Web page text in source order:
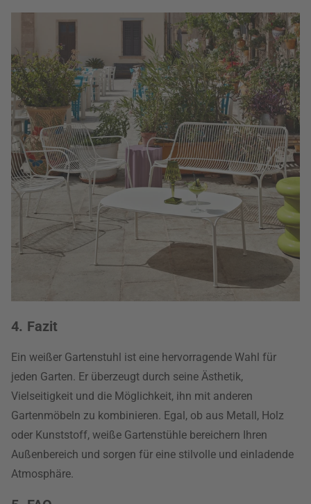
4. Fazit
Ein weißer Gartenstuhl ist eine hervorragende Wahl für
jeden Garten. Er überzeugt durch seine Ästhetik,
Vielseitigkeit und die Möglichkeit, ihn mit anderen
Gartenmöbeln zu kombinieren. Egal, ob aus Metall, Holz
oder Kunststoff, weiße Gartenstühle bereichern Ihren
Außenbereich und sorgen für eine stilvolle und einladende
Atmosphäre.